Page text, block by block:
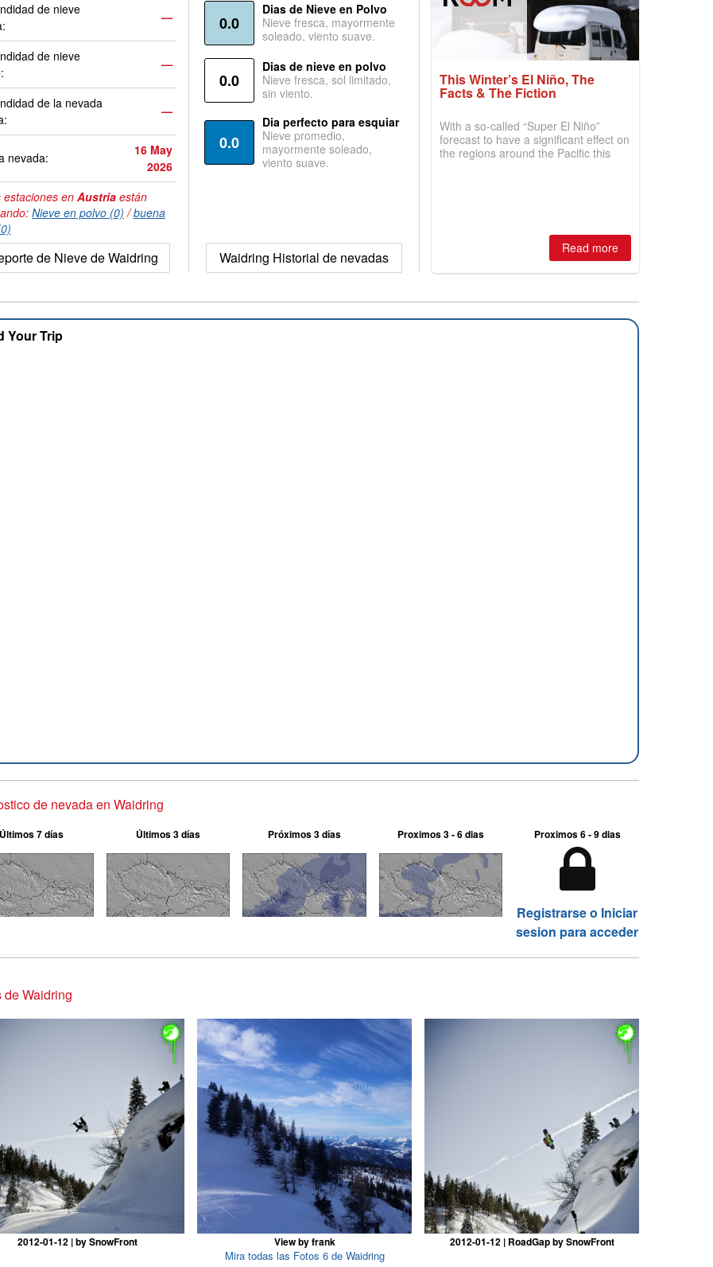
de nieve
—
de nieve
—
de la nevada
—
nevada:
16 May
2026
estaciones en Austria están
Nieve en polvo (0) /buena
de Nieve de Waidring
0.0
Dias de Nieve en Polvo
Nieve fresca, mayormente
soleado, viento suave.
0.0
Dias de nieve en polvo
Nieve fresca, sol limitado,
sin viento.
0.0
Dia perfecto para esquiar
Nieve promedio,
mayormente soleado,
viento suave.
Waidring Historial de nevadas
This Winter’s El Niño, The
Facts & The Fiction
With a so-called “Super El Niño”
forecast to have a significant effect on
the regions around the Pacific this
Read more
Your Trip
de nevada en Waidring
Últimos 7 días Últimos 3 días Próximos 3 días Proximos 3 - 6 dias Proximos 6 - 9 dias
Registrarse o Iniciar
sesion para acceder
de Waidring
2012-01-12 | by SnowFront View by frank 2012-01-12 | RoadGap by SnowFront
Mira todas las Fotos 6 de Waidring